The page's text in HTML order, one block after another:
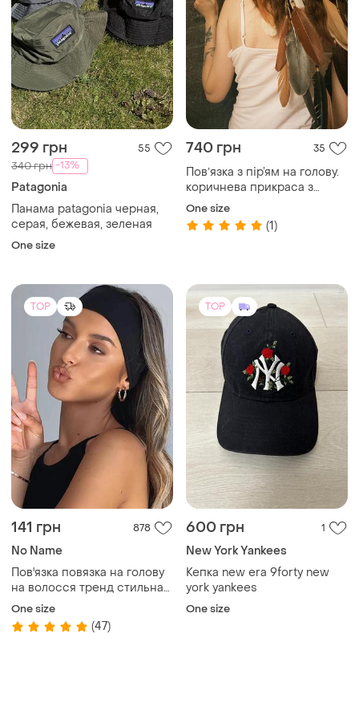
299 грн 55
340 грн -13%
Patagonia
Панама patagonia черная,
серая, бежевая, зеленая
One size
740 грн 35
Повʼязка з пір’ям на голову.
коричнева прикраса з
пір’ям бохо хіпі вирій
простонеба
One size
(1)
TOP
141 грн 878
No Name
Пов'язка повязка на голову
на волосся тренд стильна
модна нова
One size
(47)
TOP
600 грн 1
New York Yankees
Кепка new era 9forty new
york yankees
One size